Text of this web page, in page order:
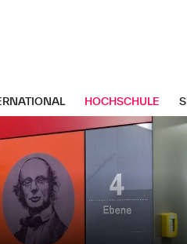
HOCHSCHULE